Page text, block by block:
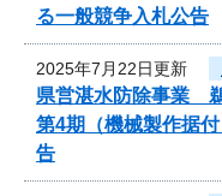
る一般競争入札公告
2025年7月22日更新
県営湛水防除事業
第4期（機械製作据
告